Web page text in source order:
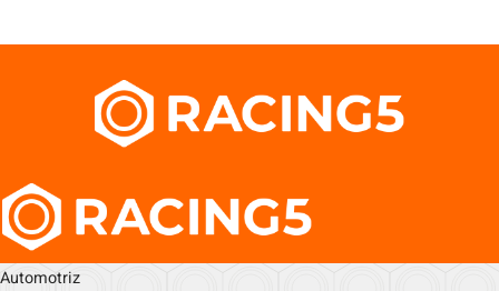
Automotriz